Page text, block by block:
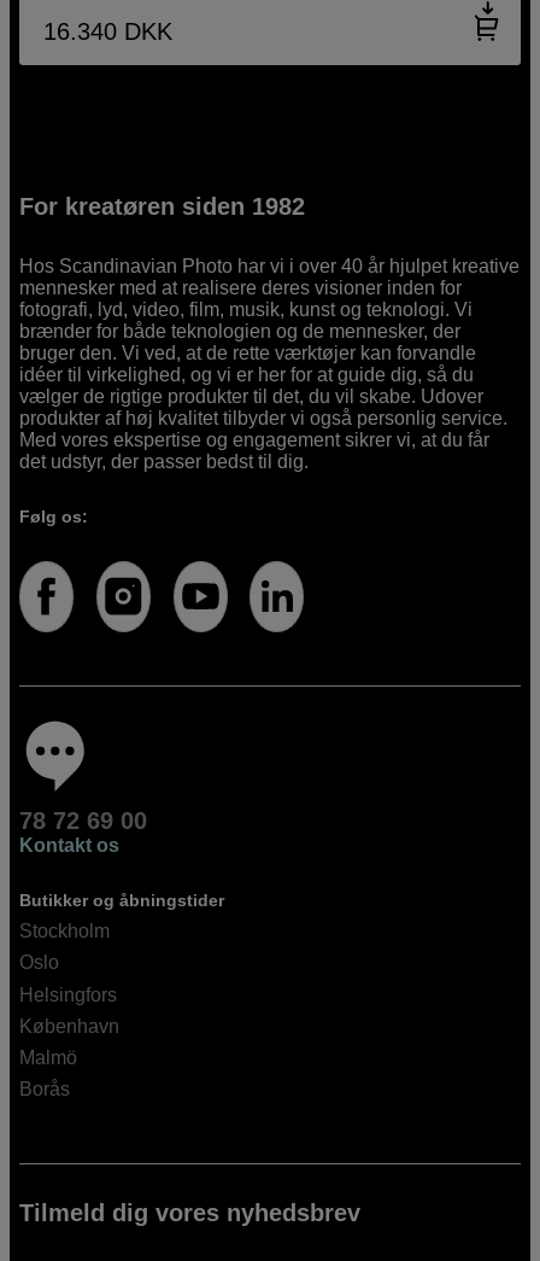
16.340 DKK
For kreatøren siden 1982
Hos Scandinavian Photo har vi i over 40 år hjulpet kreative
mennesker med at realisere deres visioner inden for
fotografi, lyd, video, film, musik, kunst og teknologi. Vi
brænder for både teknologien og de mennesker, der
bruger den. Vi ved, at de rette værktøjer kan forvandle
idéer til virkelighed, og vi er her for at guide dig, så du
vælger de rigtige produkter til det, du vil skabe. Udover
produkter af høj kvalitet tilbyder vi også personlig service.
Med vores ekspertise og engagement sikrer vi, at du får
det udstyr, der passer bedst til dig.
Følg os:
78 72 69 00
Kontakt os
Butikker og åbningstider
Stockholm
Oslo
Helsingfors
København
Malmö
Borås
Tilmeld dig vores nyhedsbrev